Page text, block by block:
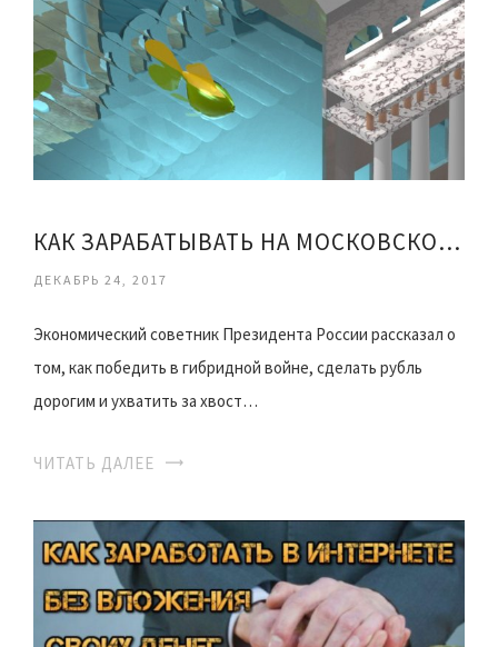
КАК ЗАРАБАТЫВАТЬ НА МОСКОВСКОЙ БИРЖЕ
ДЕКАБРЬ 24, 2017
Экономический советник Президента России рассказал о
том, как победить в гибридной войне, сделать рубль
дорогим и ухватить за хвост…
ЧИТАТЬ ДАЛЕЕ